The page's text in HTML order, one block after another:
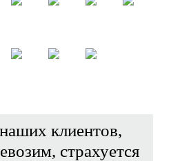
клиентов,
страхуется